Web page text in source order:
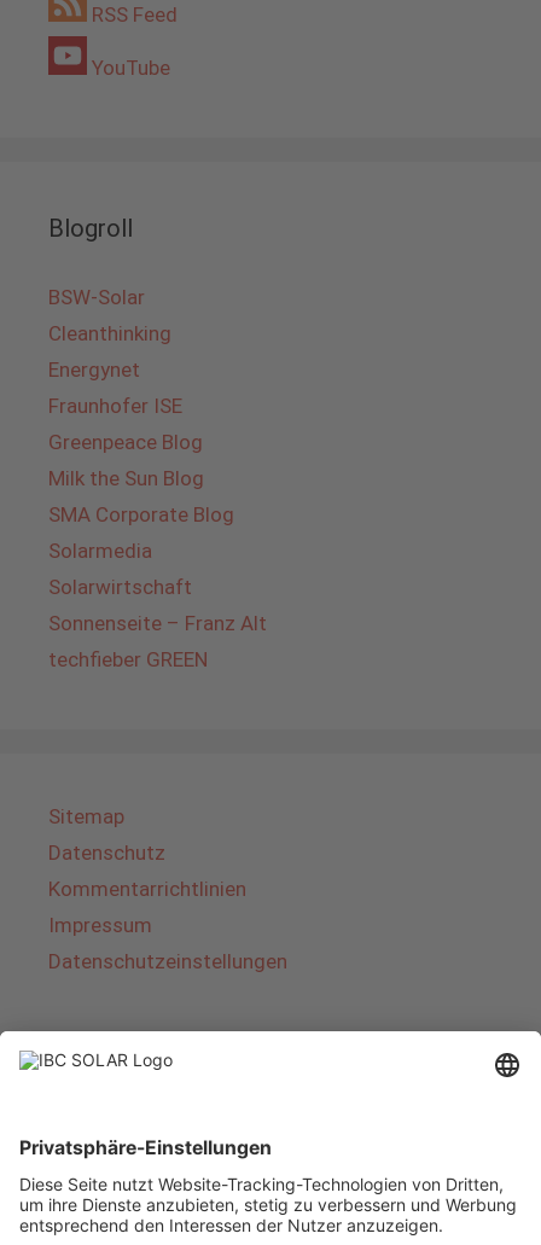
RSS Feed
YouTube
Blogroll
BSW-Solar
Cleanthinking
Energynet
Fraunhofer ISE
Greenpeace Blog
Milk the Sun Blog
SMA Corporate Blog
Solarmedia
Solarwirtschaft
Sonnenseite – Franz Alt
techfieber GREEN
Sitemap
Datenschutz
Kommentarrichtlinien
Impressum
Datenschutzeinstellungen
Über IBC SOLAR
von Energielösungen und Dienstleistungen im
Bereich Photovoltaik und Speicher. Das
Unternehmen bietet Komplettsysteme an und
deckt das gesamte Spektrum von der Planung